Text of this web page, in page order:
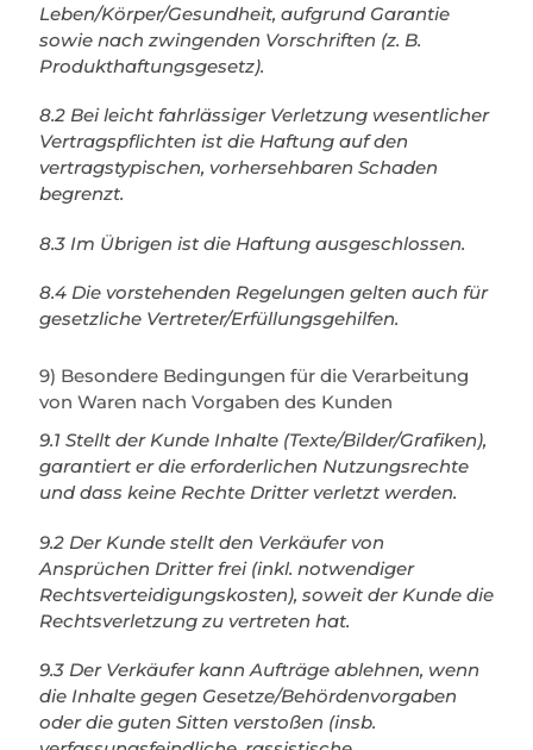
Leben/Körper/Gesundheit, aufgrund Garantie
sowie nach zwingenden Vorschriften (z. B.
Produkthaftungsgesetz).
8.2 Bei leicht fahrlässiger Verletzung wesentlicher
Vertragspflichten ist die Haftung auf den
vertragstypischen, vorhersehbaren Schaden
begrenzt.
8.3 Im Übrigen ist die Haftung ausgeschlossen.
8.4 Die vorstehenden Regelungen gelten auch für
gesetzliche Vertreter/Erfüllungsgehilfen.
9) Besondere Bedingungen für die Verarbeitung
von Waren nach Vorgaben des Kunden
9.1 Stellt der Kunde Inhalte (Texte/Bilder/Grafiken),
garantiert er die erforderlichen Nutzungsrechte
und dass keine Rechte Dritter verletzt werden.
9.2 Der Kunde stellt den Verkäufer von
Ansprüchen Dritter frei (inkl. notwendiger
Rechtsverteidigungskosten), soweit der Kunde die
Rechtsverletzung zu vertreten hat.
9.3 Der Verkäufer kann Aufträge ablehnen, wenn
die Inhalte gegen Gesetze/Behördenvorgaben
oder die guten Sitten verstoßen (insb.